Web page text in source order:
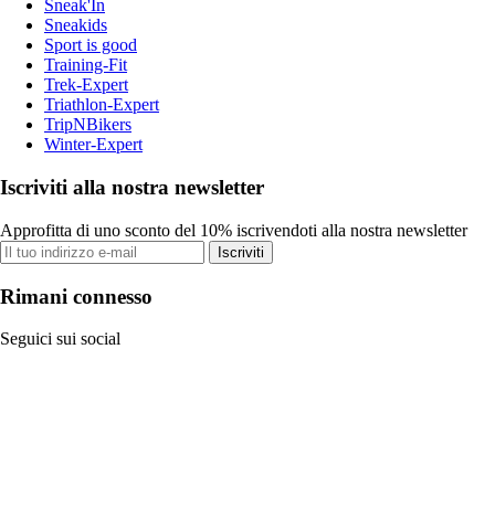
Sneak'In
Sneakids
Sport is good
Training-Fit
Trek-Expert
Triathlon-Expert
TripNBikers
Winter-Expert
Iscriviti alla nostra newsletter
Approfitta di uno sconto del 10% iscrivendoti alla nostra newsletter
Iscriviti
Rimani connesso
Seguici sui social